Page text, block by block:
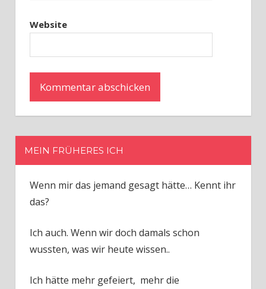
Website
MEIN FRÜHERES ICH
Wenn mir das jemand gesagt hätte… Kennt ihr
das?
Ich auch. Wenn wir doch damals schon
wussten, was wir heute wissen..
Ich hätte mehr gefeiert, mehr die